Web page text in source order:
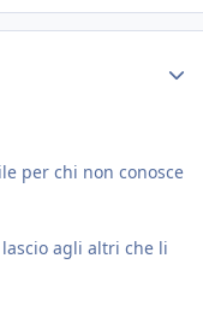
per chi non conosce
agli altri che li